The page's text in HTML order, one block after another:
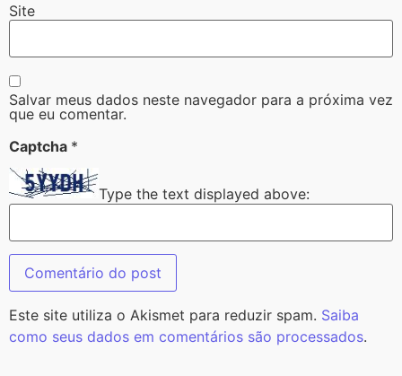
Site
Salvar meus dados neste navegador para a próxima vez
que eu comentar.
Captcha *
Type the text displayed above:
Este site utiliza o Akismet para reduzir spam. Saiba
como seus dados em comentários são processados.